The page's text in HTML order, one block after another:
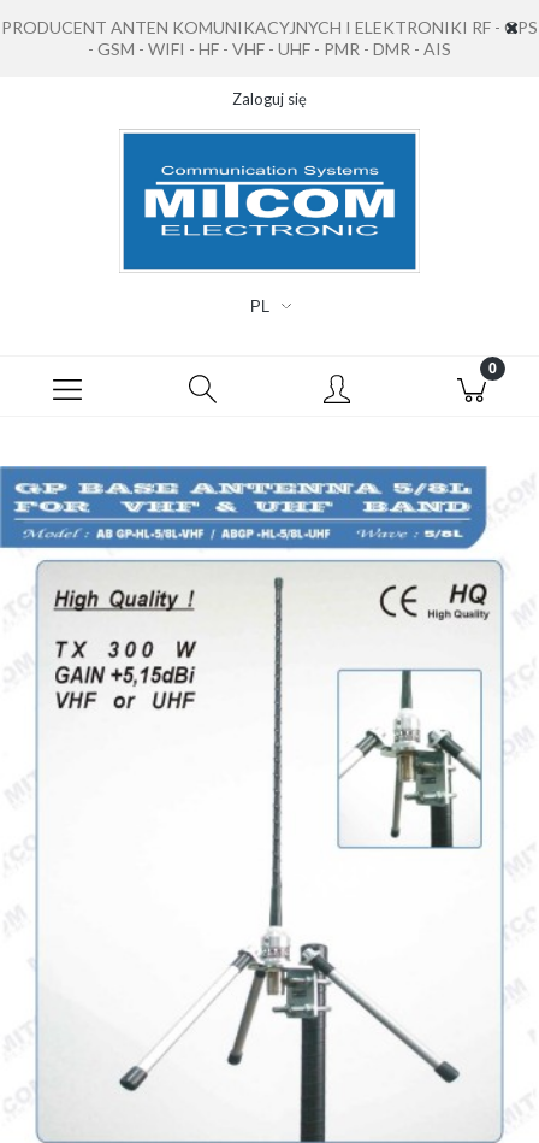
PRODUCENT ANTEN KOMUNIKACYJNYCH I ELEKTRONIKI RF - GPS
- GSM - WIFI - HF - VHF - UHF - PMR - DMR - AIS
Zaloguj się